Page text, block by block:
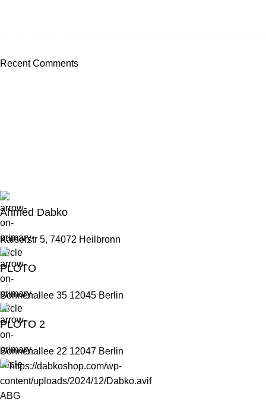
HP Envy 34
Recent Comments
Ahmed Dabko
Kaiserstr 5, 74072 Heilbronn
PLOTO
Sonnenallee 35 12045 Berlin
PLOTO 2
Sonnenallee 22 12047 Berlin
ABG